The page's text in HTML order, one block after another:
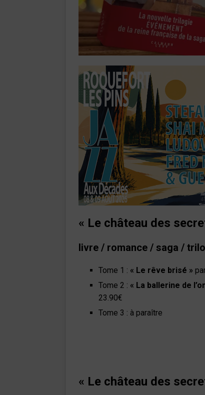
« Le château des
livre / romance / saga /
Tome 1 : « Le rêve brisé »
Tome 2 : « La ballerine de
23.90€
Tome 3 : à paraître
« Le château des